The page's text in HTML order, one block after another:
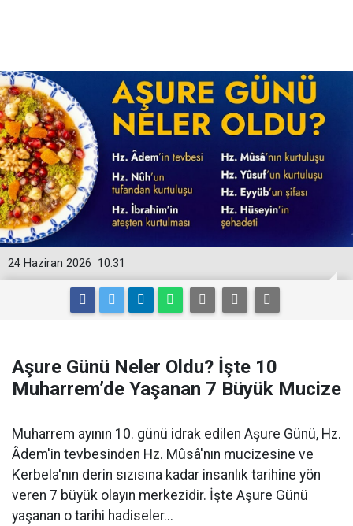
10:31
24 Haziran 2026
Aşure Günü Neler Oldu? İşte 10
Muharrem’de Yaşanan 7 Büyük Mucize
Muharrem ayının 10. günü idrak edilen Aşure Günü, Hz.
Âdem'in tevbesinden Hz. Mûsâ'nın mucizesine ve
Kerbela'nın derin sızısına kadar insanlık tarihine yön
veren 7 büyük olayın merkezidir. İşte Aşure Günü
yaşanan o tarihi hadiseler...